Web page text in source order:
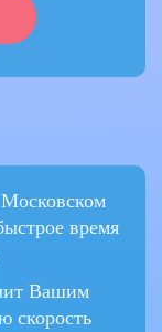
время
Вашим
скорость